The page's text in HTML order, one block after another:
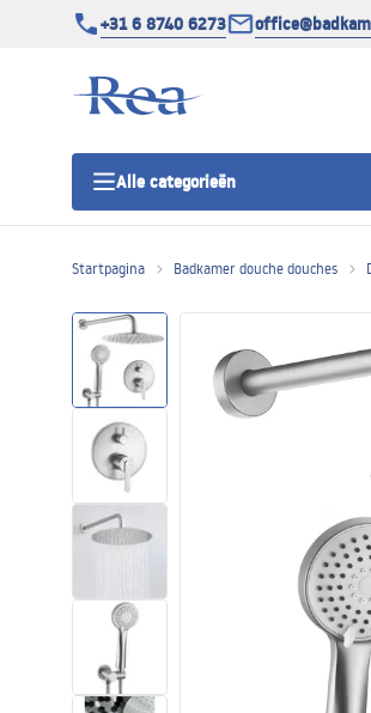
+31 6 8740 6273
Alle categorieën
Douchedeur
Douchebakken
Lineaire Douchegoten
Baden en badwanden
Startpagina Badkamer douche douches